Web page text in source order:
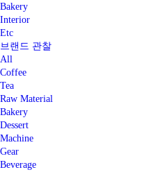
Bakery
Interior
Etc
브랜드 관찰
All
Coffee
Tea
Raw Material
Bakery
Dessert
Machine
Gear
Beverage